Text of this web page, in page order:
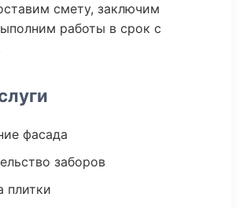
смету, заключим
работы в срок с
фасада
заборов
плитки